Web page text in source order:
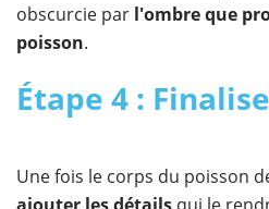
obscurcie par l'ombre que
poisson.
Étape 4 :
Une fois le corps du poisson